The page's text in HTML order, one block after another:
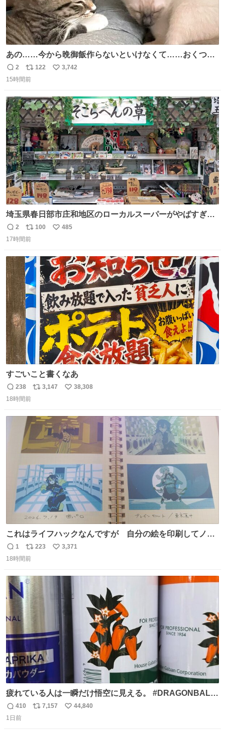
あの……今から晩御飯作らないといけなくて……おくつろ
ぎのところ申し訳ないのですが……あの………😥
返
信
2
リ
ポ
ト
数
122
い
数
3,742
15時間前
埼玉県春日部市庄和地区のローカルスーパーがやばすぎ
る。どこまで売り物でどこから私物か不明なごちゃごちゃ
の店内には埼玉自虐習字がずらり。日替わり謎汁の試食や
どわあ～な謎パンなどなんでもあり。クレヨンしんちゃん
を生んだ町、強すぎる。
返
信
2
リ
ポ
ト
数
100
い
数
485
17時間前
すごいこと書くなあ
返
信
238
リ
ト
数
3,147
い
数
38,308
18時間前
これはライフハックなんですが 自分の絵を印刷してノー
トに貼って日付とキャプションを一言添えると 結構健康に
いいです。
返
信
1
リ
ポ
ト
数
223
い
3,371
18時間前
疲れている人は一瞬だけ悟空に見える。 #DRAGONBALL
#ドラゴンボール
返
信
410
リ
7,157
い
44,840
1日前